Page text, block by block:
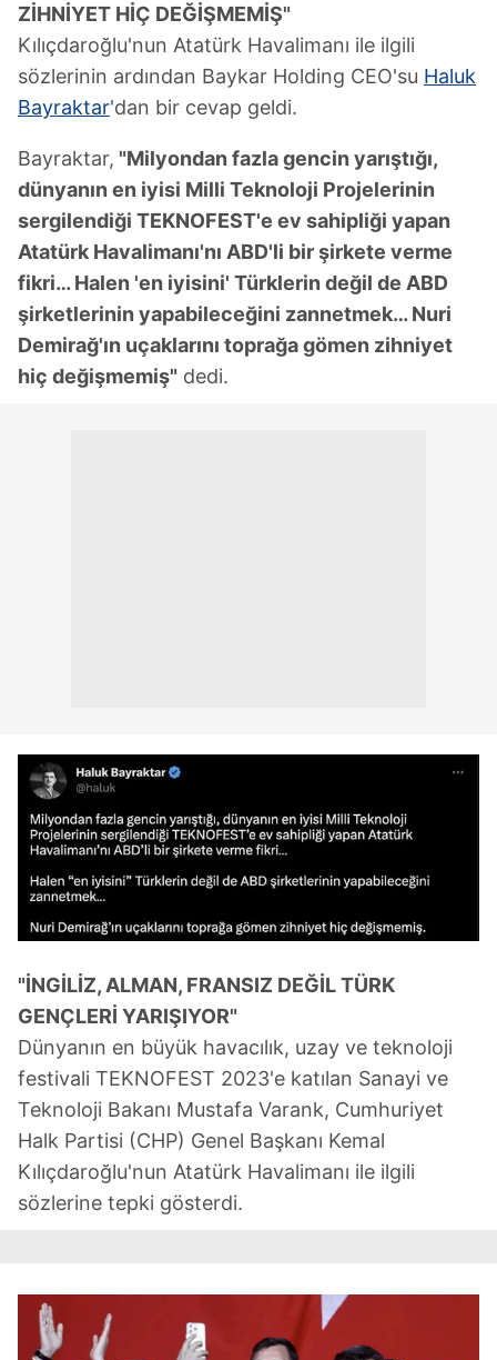
ZİHNİYET HİÇ DEĞİŞMEMİŞ"
Kılıçdaroğlu'nun Atatürk Havalimanı ile ilgili
sözlerinin ardından Baykar Holding CEO'su Haluk
Bayraktar'dan bir cevap geldi.
Bayraktar, "Milyondan fazla gencin yarıştığı,
dünyanın en iyisi Milli Teknoloji Projelerinin
sergilendiği TEKNOFEST'e ev sahipliği yapan
Atatürk Havalimanı'nı ABD'li bir şirkete verme
fikri… Halen 'en iyisini' Türklerin değil de ABD
şirketlerinin yapabileceğini zannetmek… Nuri
Demirağ'ın uçaklarını toprağa gömen zihniyet
hiç değişmemiş" dedi.
"İNGİLİZ, ALMAN, FRANSIZ DEĞİL TÜRK
GENÇLERİ YARIŞIYOR"
Dünyanın en büyük havacılık, uzay ve teknoloji
festivali TEKNOFEST 2023'e katılan Sanayi ve
Teknoloji Bakanı Mustafa Varank, Cumhuriyet
Halk Partisi (CHP) Genel Başkanı Kemal
Kılıçdaroğlu'nun Atatürk Havalimanı ile ilgili
sözlerine tepki gösterdi.